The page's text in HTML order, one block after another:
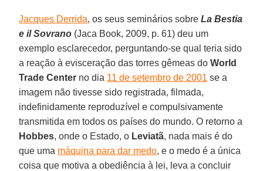
Jacques Derrida, os seus seminários sobreLa Bestia
e il Sovrano (Jaca Book, 2009, p. 61) deu um
exemplo esclarecedor, perguntando-se qual teria sido
a reação à evisceração das torres gêmeas doWorld
Trade Center no dia 11 de setembro de 2001 se a
imagem não tivesse sido registrada, filmada,
indefinidamente reproduzível e compulsivamente
transmitida em todos os países do mundo. O retorno a
Hobbes, onde o Estado, o Leviatã, nada mais é do
que uma máquina para dar medo, e o medo é a única
coisa que motiva a obediência à lei, leva a concluir